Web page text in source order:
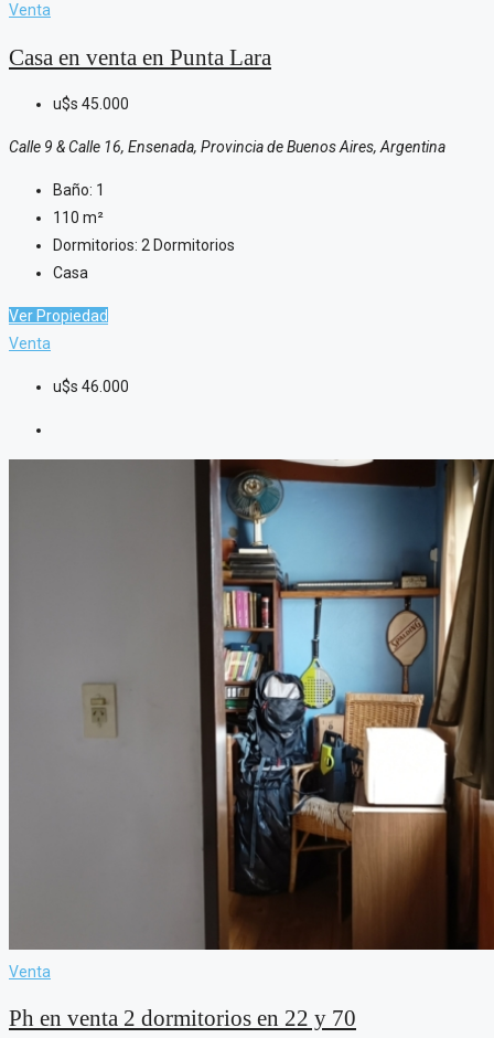
Venta
Casa en venta en Punta Lara
u$s 45.000
Calle 9 & Calle 16, Ensenada, Provincia de Buenos Aires, Argentina
Baño: 1
110 m²
Dormitorios: 2 Dormitorios
Casa
Ver Propiedad
Venta
u$s 46.000
Venta
Ph en venta 2 dormitorios en 22 y 70